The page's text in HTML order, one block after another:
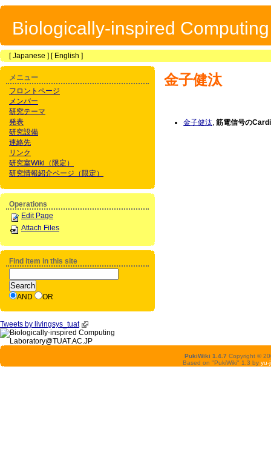
Biologically-inspired
[Japanese ] [ English ]
金子健汰
金子健汰, 筋電信号の
メニュー
フロントページ
メンバー
研究テーマ
発表
研究設備
連絡先
リンク
研究室Wiki（限定）
研究情報紹介ページ（限定）
Operations
Edit Page
Attach Files
Find item in this site
AND OR
Tweets by livingsys_tuat
PukiWiki 1.4.7 Copyright ©
Based on "PukiWiki" 1.3 by yu-ji